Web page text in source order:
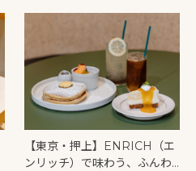
【東京・押上】ENRICH（エ
ンリッチ）で味わう、ふんわ